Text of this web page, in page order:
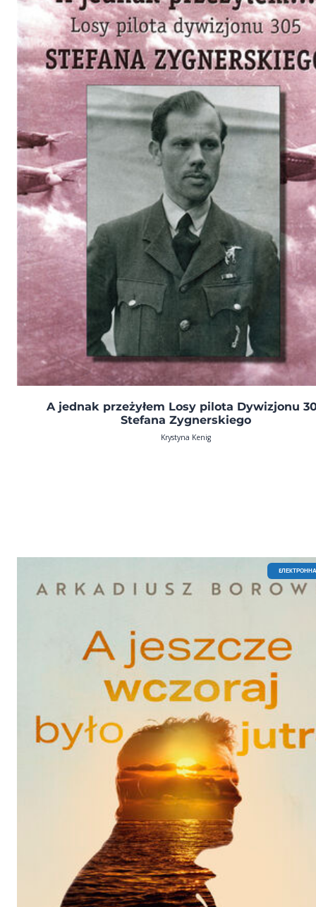
A jednak przeżyłem Losy pilota Dywizjonu
Stefana Zygnerskiego
Krystyna Kenig